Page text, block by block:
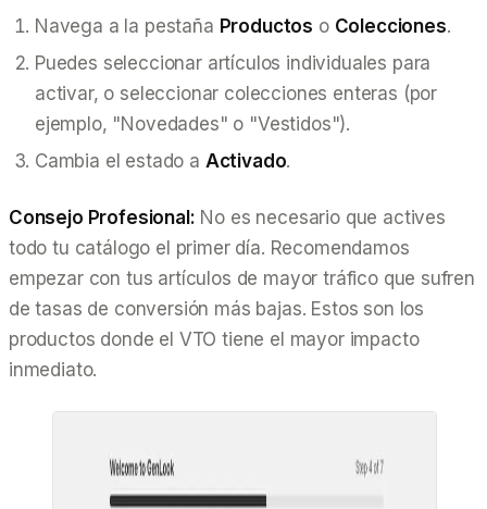
Navega a la pestaña Productos o Colecciones.
Puedes seleccionar artículos individuales para
activar, o seleccionar colecciones enteras (por
ejemplo, "Novedades" o "Vestidos").
Cambia el estado a Activado.
Consejo Profesional: No es necesario que actives
todo tu catálogo el primer día. Recomendamos
empezar con tus artículos de mayor tráfico que sufren
de tasas de conversión más bajas. Estos son los
productos donde el VTO tiene el mayor impacto
inmediato.